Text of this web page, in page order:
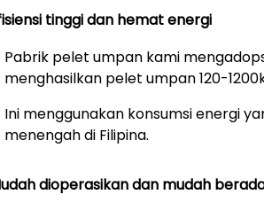
tinggi dan hemat energi
Pabrik pelet umpan kami
menghasilkan pelet umpan 120-
Ini menggunakan konsumsi energi
menengah di Filipina.
dioperasikan dan mudah